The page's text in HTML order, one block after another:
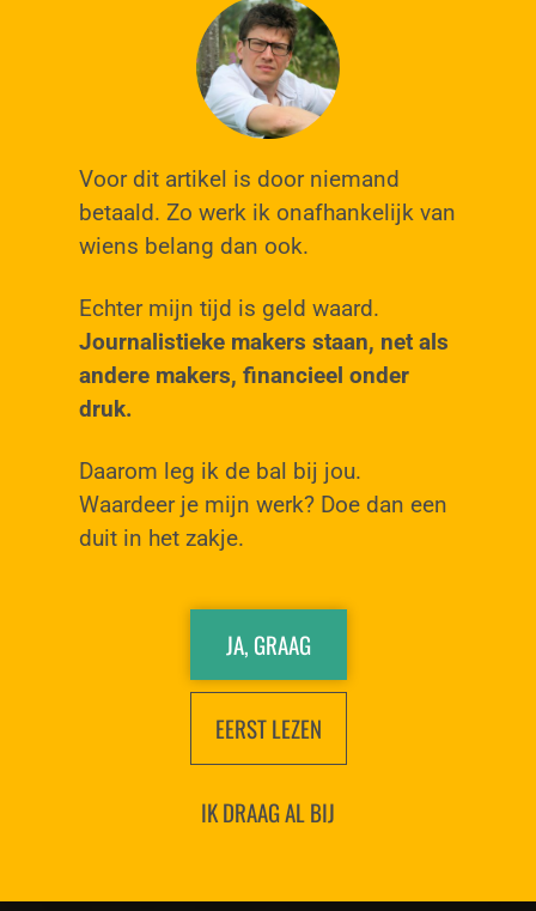
Voor dit artikel is door niemand
betaald. Zo werk ik onafhankelijk van
wiens belang dan ook.
Echter mijn tijd is geld waard.
Journalistieke makers staan, net als
andere makers, financieel onder
druk.
Daarom leg ik de bal bij jou.
Waardeer je mijn werk? Doe dan een
duit in het zakje.
JA, GRAAG
EERST LEZEN
IK DRAAG AL BIJ